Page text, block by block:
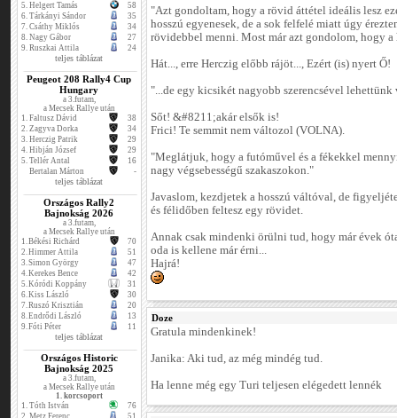
5. Helgert Tamás
58
6. Tárkányi Sándor
35
7. Csáthy Miklós
34
8. Nagy Gábor
27
9. Ruszkai Attila 24
teljes táblázat
Peugeot 208 Rally4 Cup
Hungary
a 3.futam,
a Mecsek Rallye után
1. Faltusz Dávid
38
2. Zagyva Dorka
34
3. Herczig Patrik
29
4. Hibján József
29
5. Tellér Antal
16
Bertalan Márton
-
teljes táblázat
Országos Rally2
Bajnokság 2026
a 3.futam,
a Mecsek Rallye után
1.Békési Richárd
70
2.Himmer Attila
51
3.Simon György
47
4.Kerekes Bence
42
5.Kóródi Koppány
31
6.Kiss László
30
7.Ruszó Krisztián
20
8.Endrődi László
13
9.Fóti Péter 11
teljes táblázat
Országos Historic
Bajnokság 2025
a 3.futam,
a Mecsek Rallye után
1. korcsoport
1. Tóth István
76
2. Metz Ferenc 51
"Azt gondoltam, hogy a rövid áttétel ideális lesz
hosszú egyenesek, de a sok felfelé miatt úgy
rövidebbel menni. Most már azt gondolom, hogy
Hát..., erre Herczig előbb rájöt..., Ezért (is) nyert Ő!
"...de egy kicsikét nagyobb szerencsével
Sőt! &#8211;akár elsők is!
Frici! Te semmit nem változol (VOLNA).
"Meglátjuk, hogy a futóművel és a fékekkel
nagy végsebességű szakaszokon."
Javaslom, kezdjetek a hosszú váltóval, de
és félidőben feltesz egy rövidet.
Annak csak mindenki örülni tud, hogy már évek
oda is kellene már érni...
Hajrá!
Doze
Gratula mindenkinek!
Janika: Aki tud, az még mindég tud.
Ha lenne még egy Turi teljesen elégedett lennék